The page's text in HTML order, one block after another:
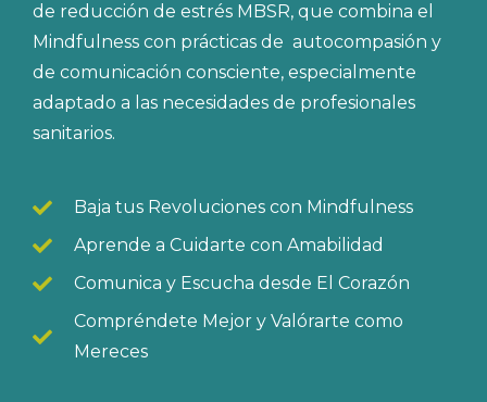
de reducción de estrés MBSR, que combina el
Mindfulness con prácticas de autocompasión y
de comunicación consciente, especialmente
adaptado a las necesidades de profesionales
sanitarios.
Baja tus Revoluciones con Mindfulness
Aprende a Cuidarte con Amabilidad
Comunica y Escucha desde El Corazón
Compréndete Mejor y Valórarte como
Mereces